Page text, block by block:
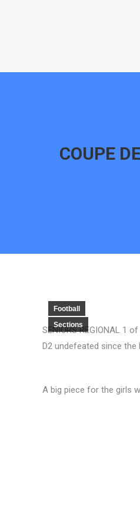
COUPE
Football
Sections
SENIORS REGIONAL 1
D2 undefeated since
A big piece for the girls